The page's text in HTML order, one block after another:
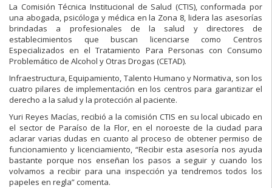
La Comisión Técnica Institucional de Salud (CTIS), conformada por
una abogada, psicóloga y médica en la Zona 8, lidera las asesorías
brindadas a profesionales de la salud y directores de
establecimientos que buscan licenciarse como Centros
Especializados en el Tratamiento Para Personas con Consumo
Problemático de Alcohol y Otras Drogas (CETAD).
Infraestructura, Equipamiento, Talento Humano y Normativa, son los
cuatro pilares de implementación en los centros para garantizar el
derecho a la salud y la protección al paciente.
Yuri Reyes Macías, recibió a la comisión CTIS en su local ubicado en
el sector de Paraíso de la Flor, en el noroeste de la ciudad para
aclarar varias dudas en cuanto al proceso de obtener permiso de
funcionamiento y licenciamiento, “Recibir esta asesoría nos ayuda
bastante porque nos enseñan los pasos a seguir y cuando los
volvamos a recibir para una inspección ya tendremos todos los
papeles en regla” comenta.